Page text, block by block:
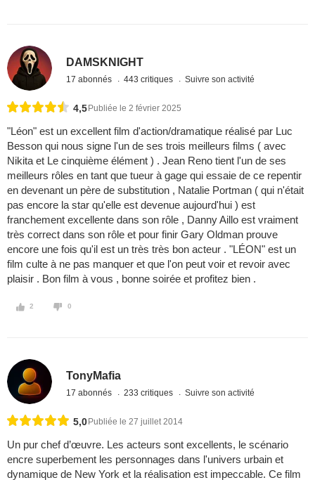
DAMSKNIGHT
17 abonnés 443 critiques Suivre son activité
4,5 Publiée le 2 février 2025
"Léon" est un excellent film d'action/dramatique réalisé par Luc
Besson qui nous signe l'un de ses trois meilleurs films ( avec
Nikita et Le cinquième élément ) . Jean Reno tient l'un de ses
meilleurs rôles en tant que tueur à gage qui essaie de ce repentir
en devenant un père de substitution , Natalie Portman ( qui n'était
pas encore la star qu'elle est devenue aujourd'hui ) est
franchement excellente dans son rôle , Danny Aillo est vraiment
très correct dans son rôle et pour finir Gary Oldman prouve
encore une fois qu'il est un très très bon acteur . "LÉON" est un
film culte à ne pas manquer et que l'on peut voir et revoir avec
plaisir . Bon film à vous , bonne soirée et profitez bien .
2 0
TonyMafia
17 abonnés 233 critiques Suivre son activité
5,0 Publiée le 27 juillet 2014
Un pur chef d’œuvre. Les acteurs sont excellents, le scénario
encre superbement les personnages dans l'univers urbain et
dynamique de New York et la réalisation est impeccable. Ce film